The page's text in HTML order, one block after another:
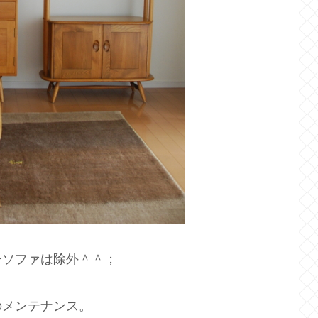
ファは除外＾＾；
ンテナンス。